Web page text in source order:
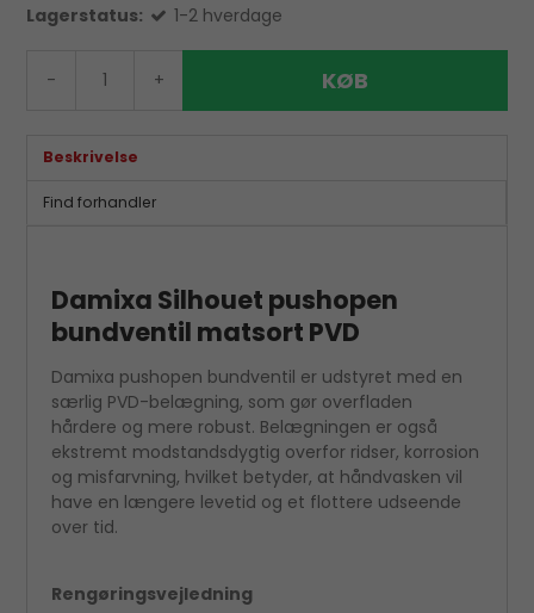
Lagerstatus:
1-2 hverdage
- + KØB
Beskrivelse
Find forhandler
Damixa Silhouet pushopen
bundventil matsort PVD
Damixa pushopen bundventil er udstyret med en
særlig PVD-belægning, som gør overfladen
hårdere og mere robust. Belægningen er også
ekstremt modstandsdygtig overfor ridser, korrosion
og misfarvning, hvilket betyder, at håndvasken vil
have en længere levetid og et flottere udseende
over tid.
Rengøringsvejledning